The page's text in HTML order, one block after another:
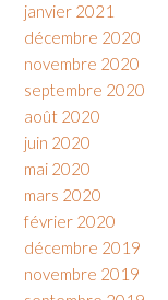
janvier 2021
décembre 2020
novembre 2020
septembre 2020
août 2020
juin 2020
mai 2020
mars 2020
février 2020
décembre 2019
novembre 2019